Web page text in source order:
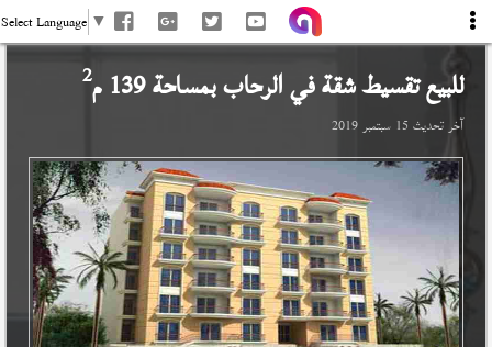
Select Language ▼
للبيع تقسيط شقة فيالرحاببمساحة 139 م 2
آخر تحديث 15 سبتمبر 2019